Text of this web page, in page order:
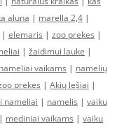
aluna | marella 2,4 |
| elemaris | zoo prekes |
| žaidimui lauke |
nameliai vaikams | namelių
prekes | Akių lęšiai |
nameliai | namelis | vaiku
| mediniai vaikams | vaiku